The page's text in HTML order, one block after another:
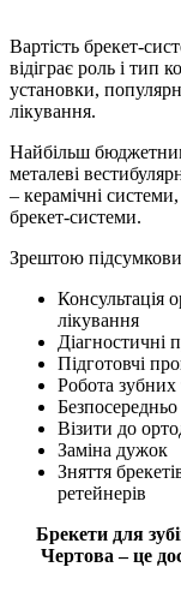
Вартість брекет-
відіграє роль і тип
установки,
лікування.
Найбільш
металеві
– керамічні
брекет-системи.
Зрештою
Консультація
лікування
Діагностичні
Підготовчі
Робота зубних
Візити до
Заміна дужок
Зняття
ретейнерів
Брекети для
Чертова – це